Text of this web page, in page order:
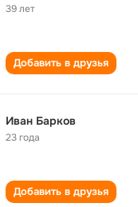
39 лет
Добавить в друзья
Иван Барков
23 года
Добавить в друзья